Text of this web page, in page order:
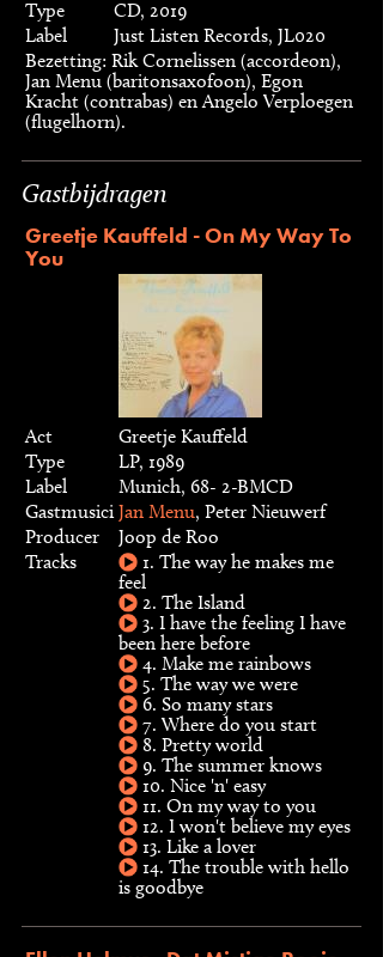
Type
CD, 2019
Label
Just Listen Records, JL020
Bezetting: Rik Cornelissen (accordeon),
Jan Menu (baritonsaxofoon), Egon
Kracht (contrabas) en Angelo Verploegen
(flugelhorn).
Gastbijdragen
Greetje Kauffeld - On My Way To
You
Act
Greetje Kauffeld
Type
LP, 1989
Label
Munich, 68- 2-BMCD
Gastmusici Jan Menu, Peter Nieuwerf
Producer
Joop de Roo
Tracks
1. The way he makes me
feel
2. The Island
3. I have the feeling I have
been here before
4. Make me rainbows
5. The way we were
6. So many stars
7. Where do you start
8. Pretty world
9. The summer knows
10. Nice 'n' easy
11. On my way to you
12. I won't believe my eyes
13. Like a lover
14. The trouble with hello
is goodbye